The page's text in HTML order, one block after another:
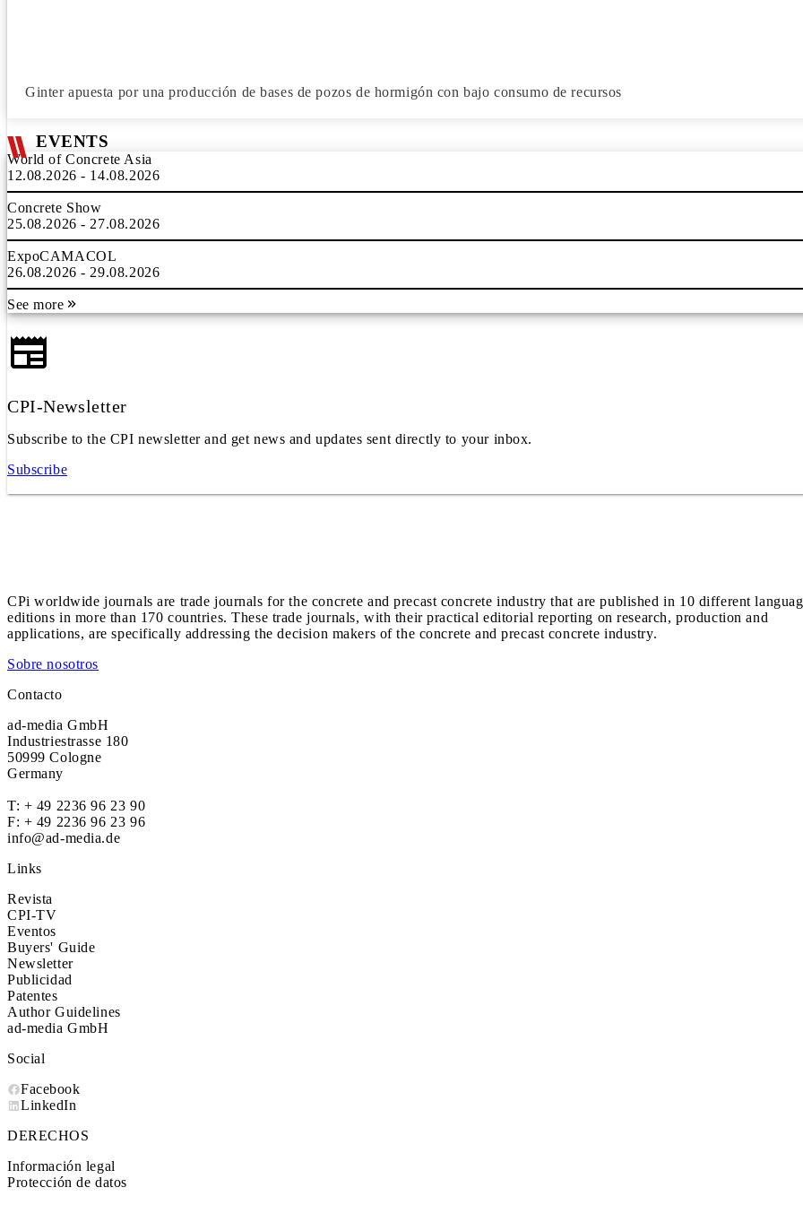
Ginter apuesta por una producción de bases de pozos de hormigón con bajo consumo de recursos
EVENTS
World of Concrete Asia
12.08.2026 - 14.08.2026
Concrete Show
25.08.2026 - 27.08.2026
ExpoCAMACOL
26.08.2026 - 29.08.2026
See more
CPI-Newsletter
Subscribe to the CPI newsletter and get news and updates sent directly to your inbox.
Subscribe
CPi worldwide journals are trade journals for the concrete and precast concrete industry that are published in 10 different
editions in more than 170 countries. These trade journals, with their practical editorial reporting on research, production and
applications, are specifically addressing the decision makers of the concrete and precast concrete industry.
Sobre nosotros
Contacto
ad-media GmbH
Industriestrasse 180
50999 Cologne
Germany
T: + 49 2236 96 23 90
F: + 49 2236 96 23 96
info@ad-media.de
Links
Revista
CPI-TV
Eventos
Buyers' Guide
Newsletter
Publicidad
Patentes
Author Guidelines
ad-media GmbH
Social
Facebook
LinkedIn
DERECHOS
Información legal
Protección de datos